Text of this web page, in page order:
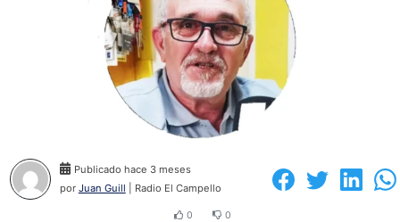
Publicado hace 3 meses
por Juan Guill | Radio El Campello
0 0